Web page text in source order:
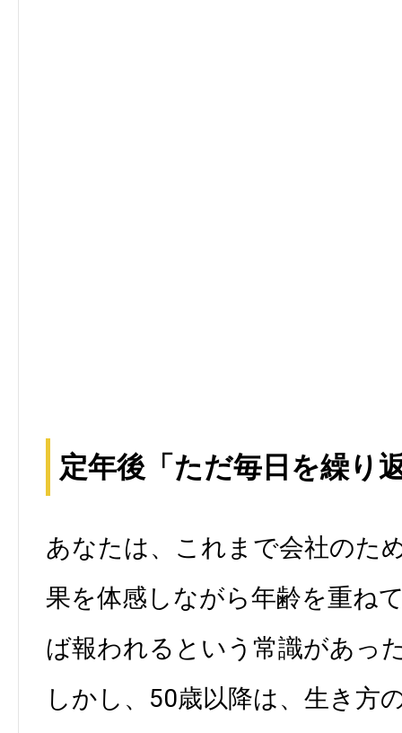
定年後「ただ毎日を繰り
あなたは、これまで会社のた
果を体感しながら年齢を重ね
ば報われるという常識があっ
しかし、50歳以降は、生き方